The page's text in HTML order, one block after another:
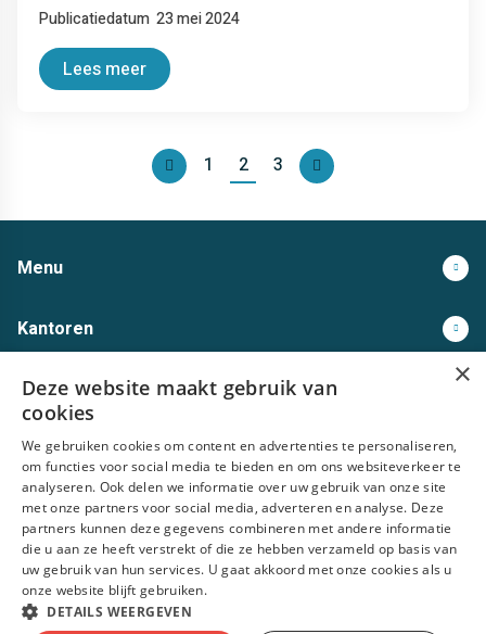
Publicatiedatum 23 mei 2024
Lees meer
Vorige
1 2 3
Menu
Kantoren
Open sollicitatie
Volg ons op
Privacy statementAlgemene voorwaarden
×
Deze website maakt gebruik van
cookies
We gebruiken cookies om content en advertenties te personaliseren,
om functies voor social media te bieden en om ons websiteverkeer te
analyseren. Ook delen we informatie over uw gebruik van onze site
met onze partners voor social media, adverteren en analyse. Deze
partners kunnen deze gegevens combineren met andere informatie
die u aan ze heeft verstrekt of die ze hebben verzameld op basis van
uw gebruik van hun services. U gaat akkoord met onze cookies als u
onze website blijft gebruiken.
DETAILS WEERGEVEN